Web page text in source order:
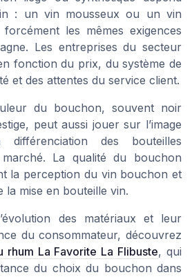
: un vin mousseux ou un vin
les mêmes exigences
Les entreprises du secteur
fonction du prix, du système de
et des attentes du service client.
du bouchon, souvent noir
peut aussi jouer sur l’image
des bouteilles
La qualité du bouchon
la perception du vin bouchon et
la mise en bouteille vin.
des matériaux et leur
du consommateur, découvrez
rhum La Favorite La Flibuste, qui
du choix du bouchon dans